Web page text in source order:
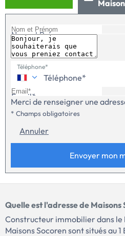
44 87 38 95 ou au O2 97 40 36 12
Vannes).Terrain hors frais de
contractuelle(s).terrain
diffusée avec le logiciel VITAHOME.
Nom et Prénom
Téléphone*
Email*
Merci de renseigner une
* Champs obligatoires
Annuler
Envoyer mon
Quelle est l'adresse de Maisons
Constructeur immobilier dans le
Maisons Socoren sont situés au 1